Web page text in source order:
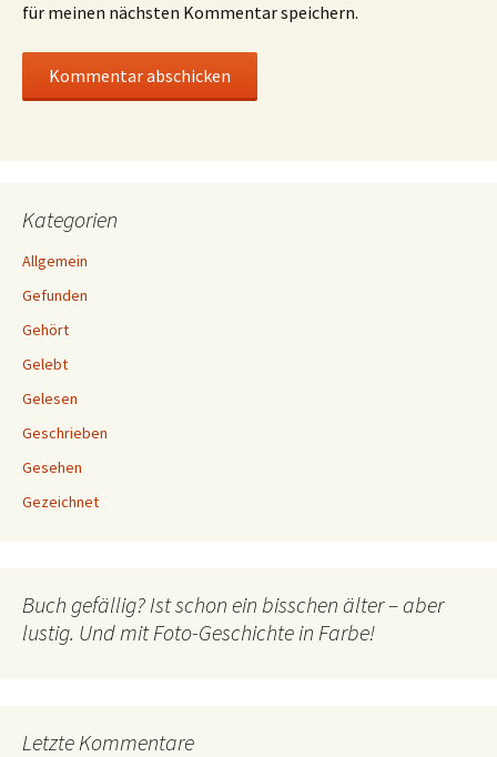
für meinen nächsten Kommentar speichern.
Kategorien
Allgemein
Gefunden
Gehört
Gelebt
Gelesen
Geschrieben
Gesehen
Gezeichnet
Buch gefällig? Ist schon ein bisschen älter – aber
lustig. Und mit Foto-Geschichte in Farbe!
Letzte Kommentare